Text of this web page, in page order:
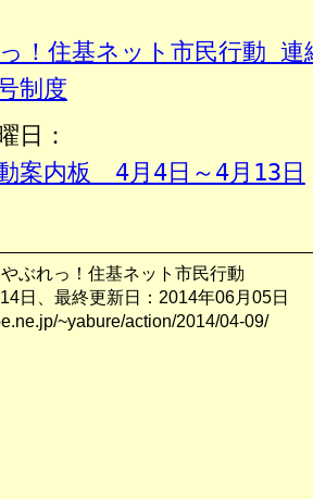
！住基ネット市民行動
制度
日：
案内板 4月4日～4月13日
ぶれっ！住基ネット市民行動
日、最終更新日：2014年06月05日
~yabure/action/2014/04-09/